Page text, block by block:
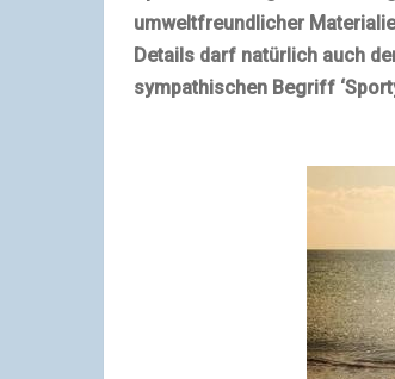
umweltfreundlicher
Details darf natürlich auch
sympathischen Begriff